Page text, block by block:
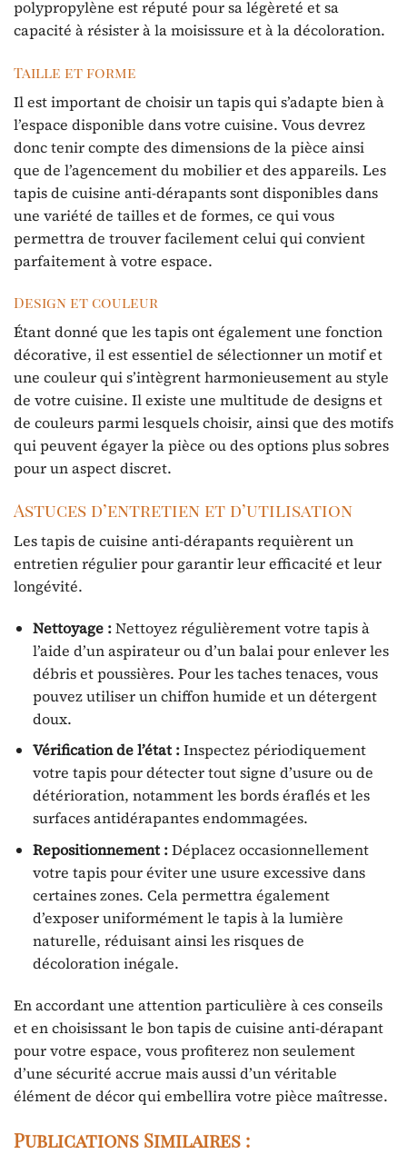
polypropylène est réputé pour sa légèreté et sa
capacité à résister à la moisissure et à la décoloration.
Taille et forme
Il est important de choisir un tapis qui s’adapte bien à
l’espace disponible dans votre cuisine. Vous devrez
donc tenir compte des dimensions de la pièce ainsi
que de l’agencement du mobilier et des appareils. Les
tapis de cuisine anti-dérapants sont disponibles dans
une variété de tailles et de formes, ce qui vous
permettra de trouver facilement celui qui convient
parfaitement à votre espace.
Design et couleur
Étant donné que les tapis ont également une fonction
décorative, il est essentiel de sélectionner un motif et
une couleur qui s’intègrent harmonieusement au style
de votre cuisine. Il existe une multitude de designs et
de couleurs parmi lesquels choisir, ainsi que des motifs
qui peuvent égayer la pièce ou des options plus sobres
pour un aspect discret.
Astuces d’entretien et d’utilisation
Les tapis de cuisine anti-dérapants requièrent un
entretien régulier pour garantir leur efficacité et leur
longévité.
Nettoyage :Nettoyez régulièrement votre tapis à
l’aide d’un aspirateur ou d’un balai pour enlever les
débris et poussières. Pour les taches tenaces, vous
pouvez utiliser un chiffon humide et un détergent
doux.
Vérification de l’état :Inspectez périodiquement
votre tapis pour détecter tout signe d’usure ou de
détérioration, notamment les bords éraflés et les
surfaces antidérapantes endommagées.
Repositionnement :Déplacez occasionnellement
votre tapis pour éviter une usure excessive dans
certaines zones. Cela permettra également
d’exposer uniformément le tapis à la lumière
naturelle, réduisant ainsi les risques de
décoloration inégale.
En accordant une attention particulière à ces conseils
et en choisissant le bon tapis de cuisine anti-dérapant
pour votre espace, vous profiterez non seulement
d’une sécurité accrue mais aussi d’un véritable
élément de décor qui embellira votre pièce maîtresse.
Publications Similaires :